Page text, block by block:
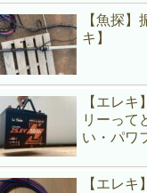
【魚探】
キ】
【エレ
リーって
い・パワ
【エレ